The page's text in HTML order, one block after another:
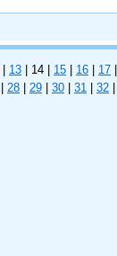
13 14 15 16 17
28 29 30 31 32